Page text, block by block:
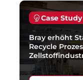
Case Study
Bray erhöht
Recycle